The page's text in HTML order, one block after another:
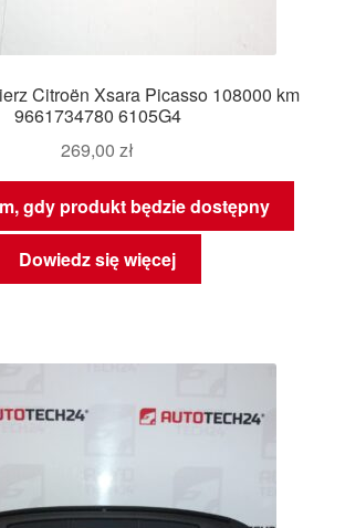
Citroën Xsara Picasso 108000 km
9661734780 6105G4
269,00 zł
gdy produkt będzie dostępny
Dowiedz się więcej